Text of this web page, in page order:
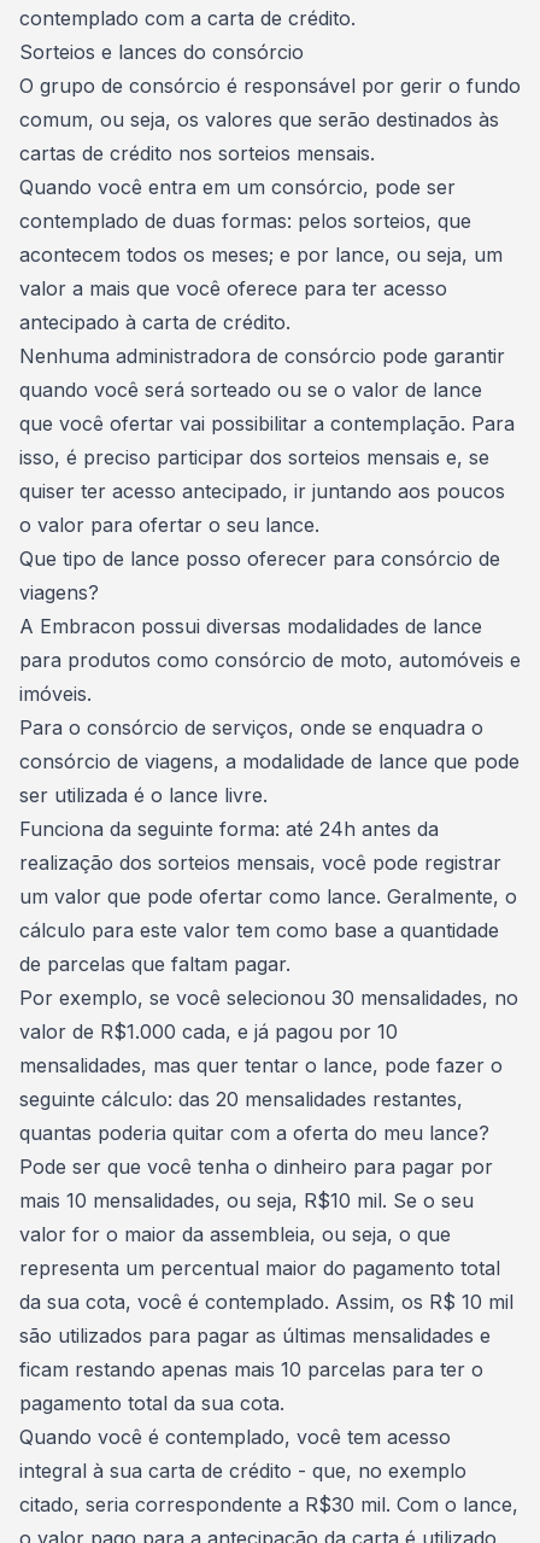
contemplado com a carta de crédito.
Sorteios e lances do consórcio
O grupo de consórcio é responsável por gerir o fundo
comum, ou seja, os valores que serão destinados às
cartas de crédito nos sorteios mensais.
Quando você entra em um consórcio, pode ser
contemplado de duas formas: pelos sorteios, que
acontecem todos os meses; e por lance, ou seja, um
valor a mais que você oferece para ter acesso
antecipado à carta de crédito.
Nenhuma administradora de consórcio pode garantir
quando você será sorteado ou se o valor de lance
que você ofertar vai possibilitar a contemplação. Para
isso, é preciso participar dos sorteios mensais e, se
quiser ter acesso antecipado, ir juntando aos poucos
o valor para ofertar o seu lance.
Que tipo de lance posso oferecer para consórcio de
viagens?
A Embracon possui diversas modalidades de lance
para produtos como consórcio de moto, automóveis e
imóveis.
Para o consórcio de serviços, onde se enquadra o
consórcio de viagens, a modalidade de lance que pode
ser utilizada é o lance livre.
Funciona da seguinte forma: até 24h antes da
realização dos sorteios mensais, você pode registrar
um valor que pode ofertar como lance. Geralmente, o
cálculo para este valor tem como base a quantidade
de parcelas que faltam pagar.
Por exemplo, se você selecionou 30 mensalidades, no
valor de R$1.000 cada, e já pagou por 10
mensalidades, mas quer tentar o lance, pode fazer o
seguinte cálculo: das 20 mensalidades restantes,
quantas poderia quitar com a oferta do meu lance?
Pode ser que você tenha o dinheiro para pagar por
mais 10 mensalidades, ou seja, R$10 mil. Se o seu
valor for o maior da assembleia, ou seja, o que
representa um percentual maior do pagamento total
da sua cota, você é contemplado. Assim, os R$ 10 mil
são utilizados para pagar as últimas mensalidades e
ficam restando apenas mais 10 parcelas para ter o
pagamento total da sua cota.
Quando você é contemplado, você tem acesso
integral à sua carta de crédito - que, no exemplo
citado, seria correspondente a R$30 mil. Com o lance,
o valor pago para a antecipação da carta é utilizado